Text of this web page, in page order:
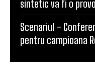
Filipe Coelho,
sintetic va fi o
Scenariul –
pentru campioana